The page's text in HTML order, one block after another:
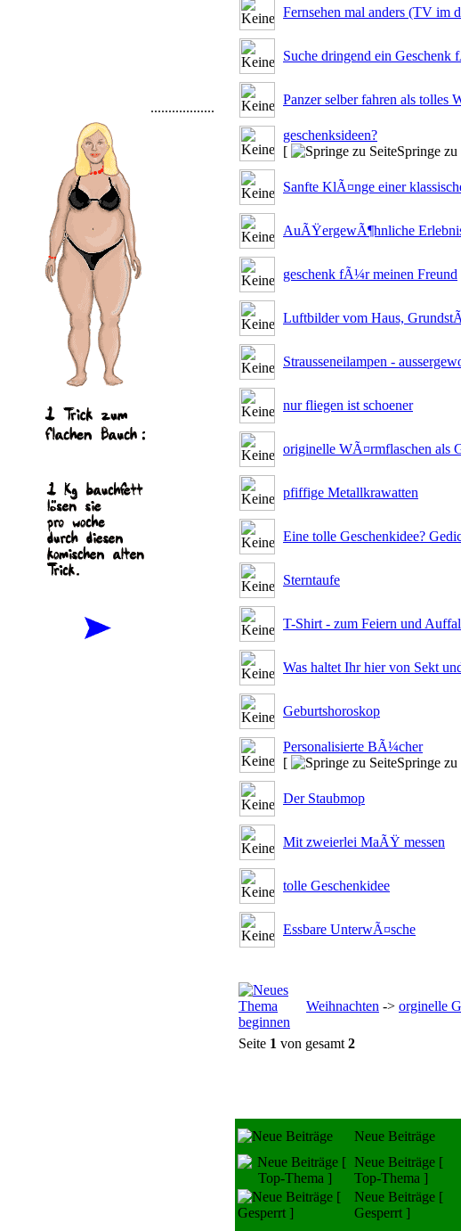
..................
Fernsehen mal anders (TV im
Suche dringend ein Geschenk
Panzer selber fahren als tolles
geschenksideen?
[
Springe zu
Sanfte KlÃ¤nge einer
AuÃŸergewÃ¶hnliche
geschenk fÃ¼r meinen Freund
Luftbilder vom Haus,
Strausseneilampen -
nur fliegen ist schoener
originelle WÃ¤rmflaschen als
pfiffige Metallkrawatten
Eine tolle Geschenkidee?
Sterntaufe
T-Shirt - zum Feiern und
Was haltet Ihr hier von Sekt
Geburtshoroskop
Personalisierte BÃ¼cher
[
Springe zu
Der Staubmop
Mit zweierlei MaÃŸ messen
tolle Geschenkidee
Essbare UnterwÃ¤sche
Weihnachten -> orginelle
Seite 1 von gesamt 2
Neue Beiträge
Neue Beiträge [
Top-Thema ]
Neue Beiträge [
Gesperrt ]